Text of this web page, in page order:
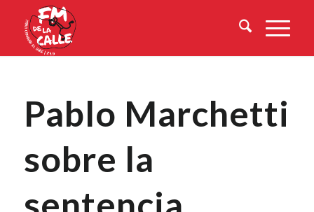
Pablo Marchetti
sobre la